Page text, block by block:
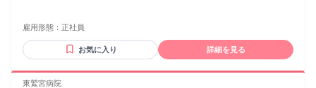
務手当:10,000円~50,000円 その他手当等) 通勤手当:実費支給
回(業績、実績により) 固定残業代:なし 裁量労働制:なし 試用
期間:3か月(その間の労働条件変更なし) 月給340000円～
620000円
雇用形態： 正社員
お気に入り 詳細を見る
東鷲宮病院